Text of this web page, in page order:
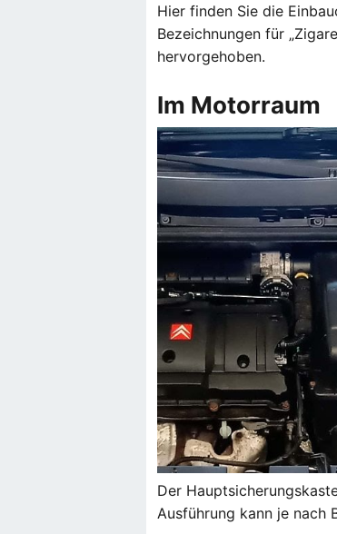
Hier finden Sie die
Bezeichnungen für
hervorgehoben.
Im Motorraum
Der
Ausführung kann je nach